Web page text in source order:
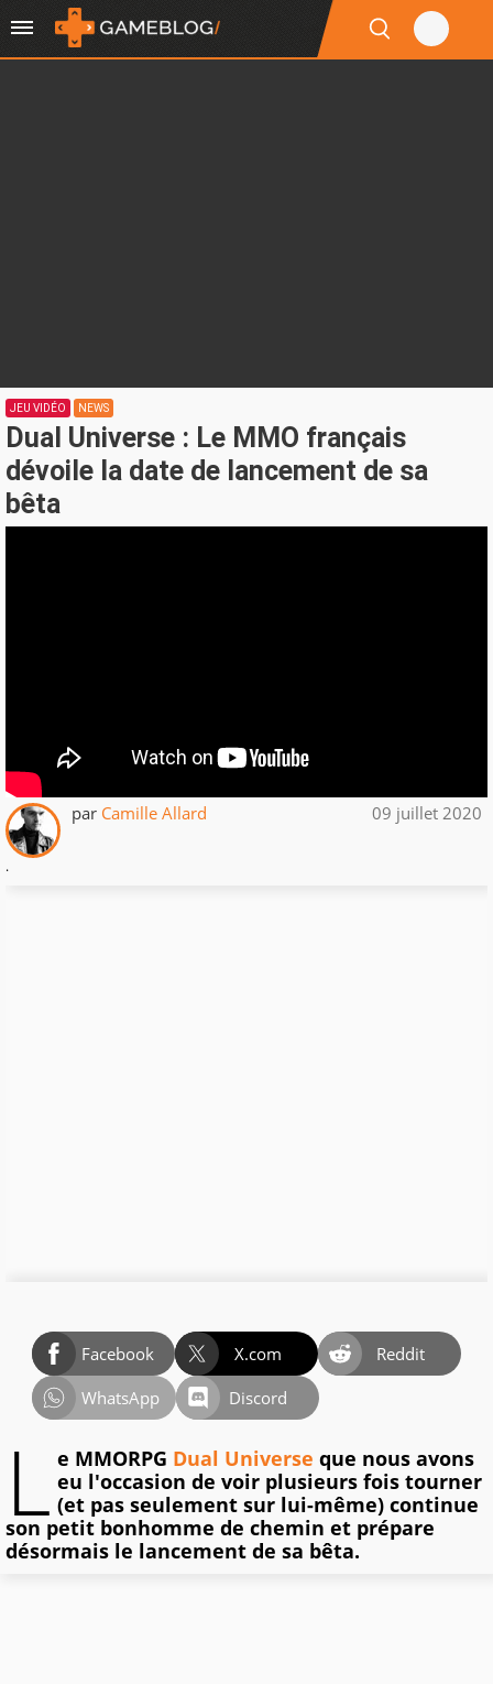
JEU VIDÉO NEWS
Dual Universe : Le MMO français
dévoile la date de lancement de sa
bêta
par Camille Allard 09 juillet 2020
.
Facebook X.com
Reddit
WhatsApp
Discord
L e MMORPG Dual Universe que nous avons
eu l'occasion de voir plusieurs fois tourner
(et pas seulement sur lui-même) continue
son petit bonhomme de chemin et prépare
désormais le lancement de sa bêta.